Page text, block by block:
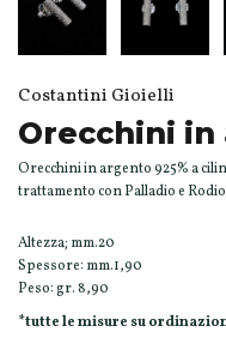
Costantini Gioielli
Orecchini
Orecchini in argento 925% a
trattamento con Palladio e
Altezza; mm.20
Spessore: mm.1,90
Peso: gr. 8,90
*tutte le misure su